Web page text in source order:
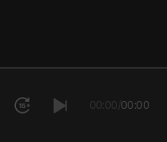
00:00/00:00